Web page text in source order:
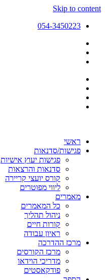
Skip to content
054-3450223
ראשי
פגישות/סדנאות
פגישות יעוץ אישיות
סדנאות והרצאות
קורס יועצי קריירה
ליווי מפוטרים
מאמרים
כל המאמרים
ניהול תהליך
קורות חיים
ראיון עבודה
מרכז ההדרכה
מרכז הקורסים
מדריכי הוידאו
פודקאסטים